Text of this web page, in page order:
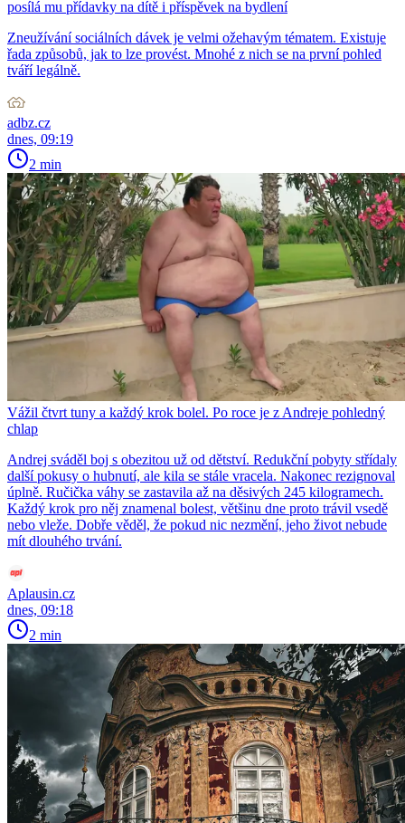
posílá mu přídavky na dítě i příspěvek na bydlení
Zneužívání sociálních dávek je velmi ožehavým tématem. Existuje
řada způsobů, jak to lze provést. Mnohé z nich se na první pohled
tváří legálně.
adbz.cz
dnes, 09:19
2 min
Vážil čtvrt tuny a každý krok bolel. Po roce je z Andreje pohledný
chlap
Andrej sváděl boj s obezitou už od dětství. Redukční pobyty střídaly
další pokusy o hubnutí, ale kila se stále vracela. Nakonec rezignoval
úplně. Ručička váhy se zastavila až na děsivých 245 kilogramech.
Každý krok pro něj znamenal bolest, většinu dne proto trávil vsedě
nebo vleže. Dobře věděl, že pokud nic nezmění, jeho život nebude
mít dlouhého trvání.
Aplausin.cz
dnes, 09:18
2 min